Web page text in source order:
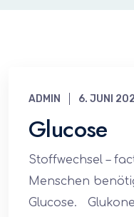
ADMIN 6. JUNI
Glucose
Stoffwechsel –
Menschen
Glucose.